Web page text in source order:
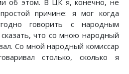
об этом. В ЦК я, конечно, не
причине: я мог когда
говорить с народным
что со мною народный
Со мной народный комиссар
столько, сколько я